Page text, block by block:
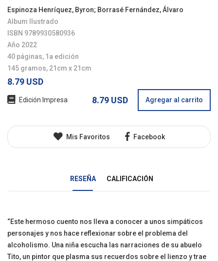
Espinoza Henríquez, Byron; Borrasé Fernández, Álvaro
Album Ilustrado
ISBN 9789930580936
Año 2022
40 páginas, 1a edición
145 gramos, 21cm x 21cm
8.79 USD
Edición Impresa 8.79 USD Agregar al carrito
Mis Favoritos Facebook
RESEÑA CALIFICACIÓN
“Este hermoso cuento nos lleva a conocer a unos simpáticos
personajes y nos hace reflexionar sobre el problema del
alcoholismo. Una niña escucha las narraciones de su abuelo
Tito, un pintor que plasma sus recuerdos sobre el lienzo y trae